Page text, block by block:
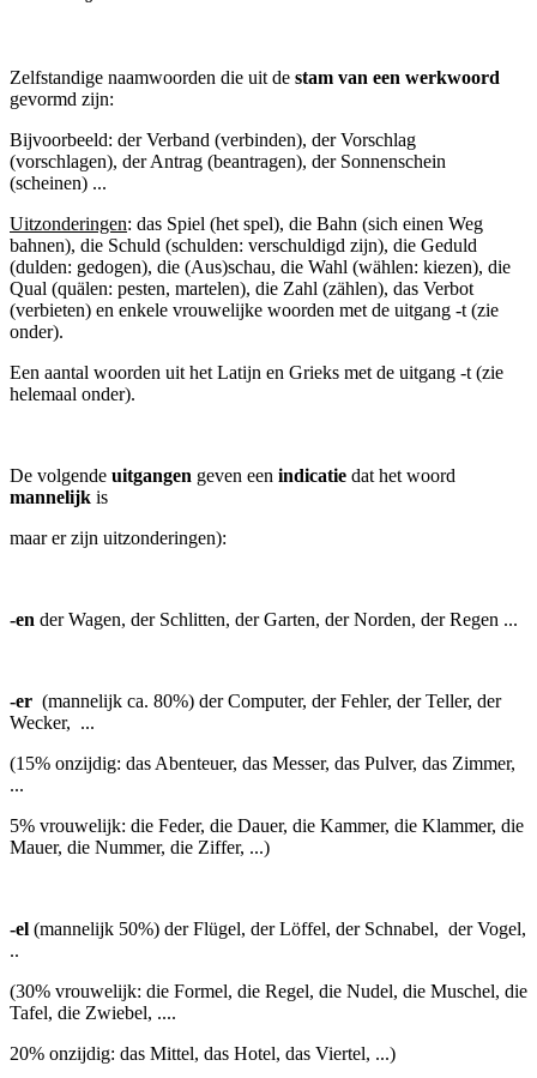
Zelfstandige naamwoorden die uit de stam van een werkwoord
gevormd zijn:
Bijvoorbeeld: der Verband (verbinden), der Vorschlag
(vorschlagen), der Antrag (beantragen), der Sonnenschein
(scheinen) ...
Uitzonderingen: das Spiel (het spel), die Bahn (sich einen Weg
bahnen), die Schuld (schulden: verschuldigd zijn), die Geduld
(dulden: gedogen), die (Aus)schau, die Wahl (wählen: kiezen), die
Qual (quälen: pesten, martelen), die Zahl (zählen), das Verbot
(verbieten) en enkele vrouwelijke woorden met de uitgang -t (zie
onder).
Een aantal woorden uit het Latijn en Grieks met de uitgang -t (zie
helemaal onder).
De volgende uitgangen geven een indicatie dat het woord
mannelijk is
maar er zijn uitzonderingen):
-en der Wagen, der Schlitten, der Garten, der Norden, der Regen ...
-er (mannelijk ca. 80%) der Computer, der Fehler, der Teller, der
Wecker, ...
(15% onzijdig: das Abenteuer, das Messer, das Pulver, das Zimmer,
...
5% vrouwelijk: die Feder, die Dauer, die Kammer, die Klammer, die
Mauer, die Nummer, die Ziffer, ...)
-el (mannelijk 50%) der Flügel, der Löffel, der Schnabel, der Vogel,
..
(30% vrouwelijk: die Formel, die Regel, die Nudel, die Muschel, die
Tafel, die Zwiebel, ....
20% onzijdig: das Mittel, das Hotel, das Viertel, ...)